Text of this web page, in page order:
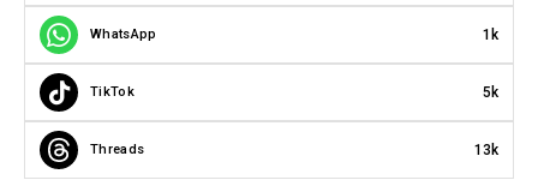
WhatsApp 1k
TikTok 5k
Threads 13k